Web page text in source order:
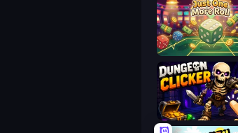
Just One More Roll
Dungeon Clicker